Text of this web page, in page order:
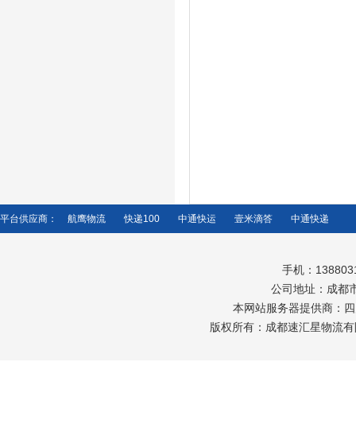
平台供应商： 航鹰物流 快递100 中通快运 壹米滴答 中通快递
手机：
公司地址：成都
本网站服务器提供商：
版权所有：成都速汇星物流